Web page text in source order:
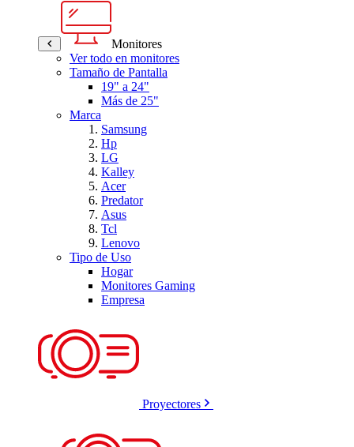
Monitores
Ver todo en monitores
Tamaño de Pantalla
19" a 24"
Más de 25"
Marca
Samsung
Hp
LG
Kalley
Acer
Predator
Asus
Tcl
Lenovo
Tipo de Uso
Hogar
Monitores Gaming
Empresa
Proyectores